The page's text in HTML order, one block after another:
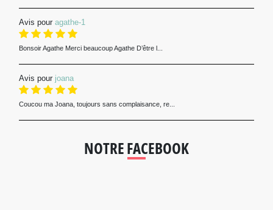
Avis pour agathe-1
Bonsoir Agathe Merci beaucoup Agathe D’être l...
Avis pour joana
Coucou ma Joana, toujours sans complaisance, re...
NOTRE FACEBOOK